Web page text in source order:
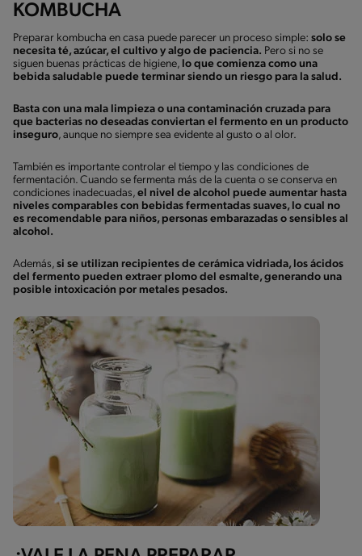
KOMBUCHA
Preparar kombucha en casa puede parecer un proceso simple: solo se
necesita té, azúcar, el cultivo y algo de paciencia. Pero si no se
siguen buenas prácticas de higiene, lo que comienza como una
bebida saludable puede terminar siendo un riesgo para la salud.
Basta con una mala limpieza o una contaminación cruzada para
que bacterias no deseadas conviertan el fermento en un producto
inseguro, aunque no siempre sea evidente al gusto o al olor.
También es importante controlar el tiempo y las condiciones de
fermentación. Cuando se fermenta más de la cuenta o se conserva en
condiciones inadecuadas, el nivel de alcohol puede aumentar hasta
niveles comparables con bebidas fermentadas suaves, lo cual no
es recomendable para niños, personas embarazadas o sensibles al
alcohol.
Además, si se utilizan recipientes de cerámica vidriada, los ácidos
del fermento pueden extraer plomo del esmalte, generando una
posible intoxicación por metales pesados.